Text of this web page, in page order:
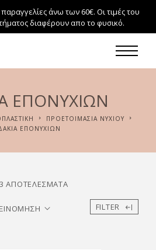
άνω των 60€. Οι τιμές του
διαφέρουν απο το φυσικό.
ΕΠΟΝΥΧΊΩΝ
ΠΡΟΕΤΟΙΜΑΣΊΑ ΝΥΧΙΟΎ
ΕΠΟΝΥΧΊΩΝ
ΑΠΟΤΕΛΈΣΜΑΤΑ
FILTER